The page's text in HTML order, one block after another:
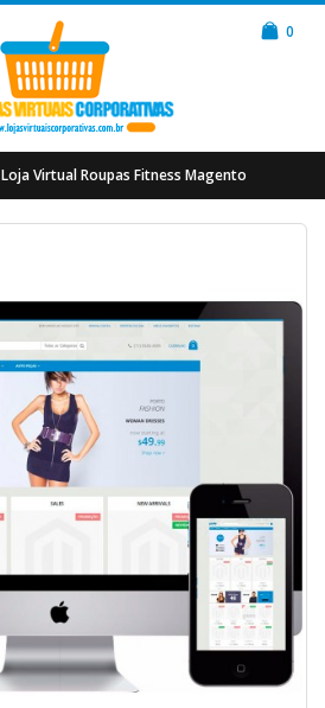
0
Loja Virtual Roupas Fitness Magento